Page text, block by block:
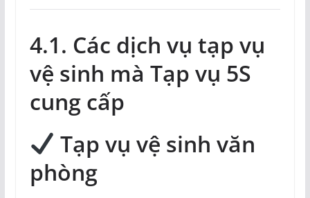
4.1. Các dịch vụ tạp vụ
vệ sinh mà Tạp vụ 5S
cung cấp
Tạp vụ vệ sinh văn
phòng